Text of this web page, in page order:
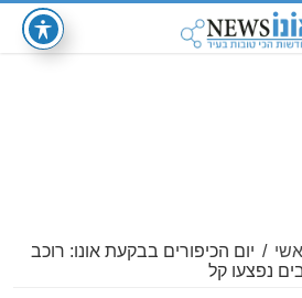
/ יום הכיפורים בבקעת אונו: רוכב
נפצעו קל